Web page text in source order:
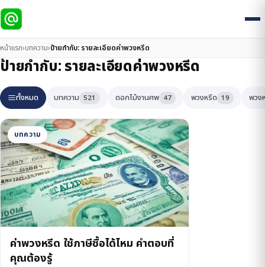
หน้าแรก›บทความ›ป้ายกำกับ: รายละเอียดค่าพวงหรีด
ป้ายกำกับ:รายละเอียดค่าพวงหรีด
ทั้งหมด บทความ 521 ดอกไม้งานศพ 47 พวงหรีด 19 พวง
บทความ
ค่าพวงหรีด ใช้ภาษีซื้อได้ไหม คำตอบที่
คุณต้องรู้